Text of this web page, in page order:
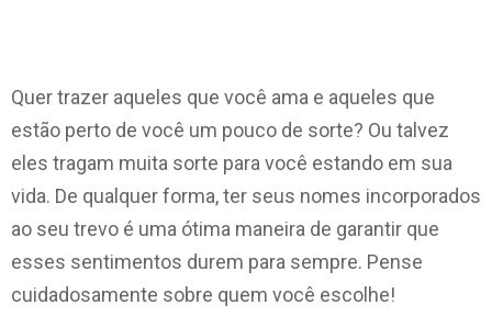
Quer trazer aqueles que você ama e aqueles que
estão perto de você um pouco de sorte? Ou talvez
eles tragam muita sorte para você estando em sua
vida. De qualquer forma, ter seus nomes incorporados
ao seu trevo é uma ótima maneira de garantir que
esses sentimentos durem para sempre. Pense
cuidadosamente sobre quem você escolhe!